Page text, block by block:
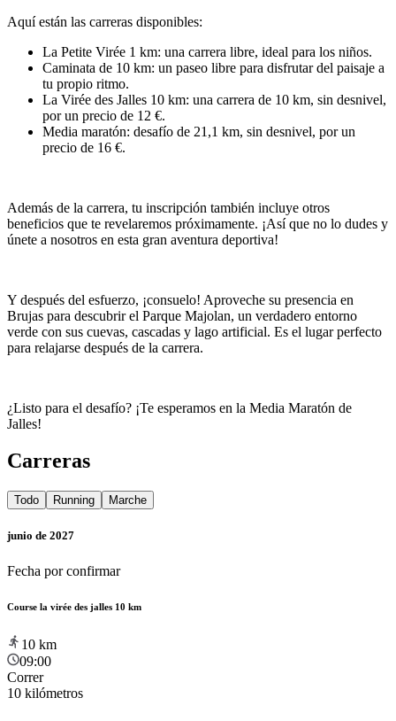
Aquí están las carreras disponibles:
La Petite Virée 1 km: una carrera libre, ideal para los niños.
Caminata de 10 km: un paseo libre para disfrutar del paisaje a
tu propio ritmo.
La Virée des Jalles 10 km: una carrera de 10 km, sin desnivel,
por un precio de 12 €.
Media maratón: desafío de 21,1 km, sin desnivel, por un
precio de 16 €.
Además de la carrera, tu inscripción también incluye otros
beneficios que te revelaremos próximamente. ¡Así que no lo dudes y
únete a nosotros en esta gran aventura deportiva!
Y después del esfuerzo, ¡consuelo! Aproveche su presencia en
Brujas para descubrir el Parque Majolan, un verdadero entorno
verde con sus cuevas, cascadas y lago artificial. Es el lugar perfecto
para relajarse después de la carrera.
¿Listo para el desafío? ¡Te esperamos en la Media Maratón de
Jalles!
Carreras
Todo Running Marche
junio de 2027
Fecha por confirmar
Course la virée des jalles 10 km
10 km
09:00
Correr
10 kilómetros